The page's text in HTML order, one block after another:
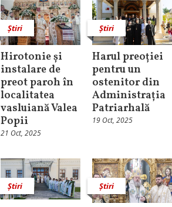
Știri
Hirotonie și
instalare de
preot paroh în
localitatea
vasluiană Valea
Popii
21 Oct, 2025
Știri
Harul preoției
pentru un
ostenitor din
Administrația
Patriarhală
19 Oct, 2025
Știri Știri